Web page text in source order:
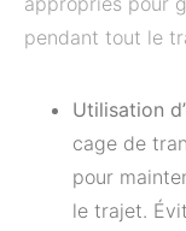
pendant tout le
Utilisation
cage de
pour
le trajet.